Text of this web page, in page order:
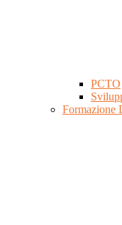
PCTO
Formazione